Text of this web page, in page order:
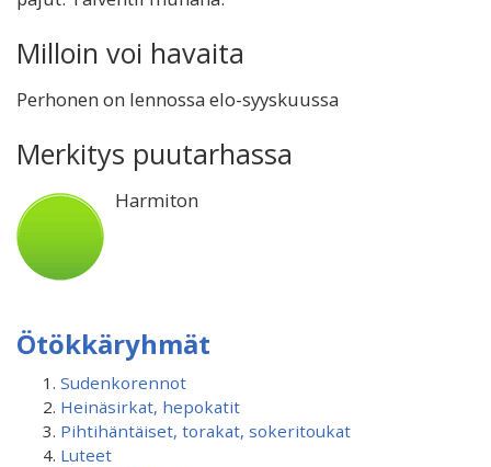
Milloin voi havaita
Perhonen on lennossa elo-syyskuussa
Merkitys puutarhassa
Harmiton
Ötökkäryhmät
Sudenkorennot
Heinäsirkat, hepokatit
Pihtihäntäiset, torakat, sokeritoukat
Luteet